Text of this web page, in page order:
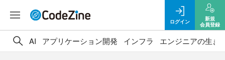
ログイン
新規
会員登録
AI アプリケーション開発 インフラ エンジニアの生き